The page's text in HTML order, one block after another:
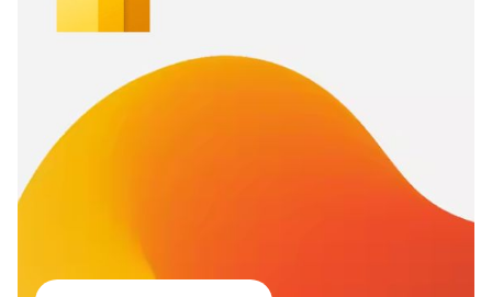
Incorporer les rapports
Obtenir des insights
Filtrage des données
Utiliser les signets
Naviguer dans les hiérarchies